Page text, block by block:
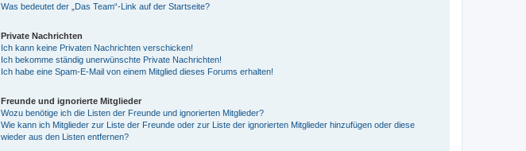
Was bedeutet der „Das Team“-Link auf der Startseite?
Private Nachrichten
Ich kann keine Privaten Nachrichten verschicken!
Ich bekomme ständig unerwünschte Private Nachrichten!
Ich habe eine Spam-E-Mail von einem Mitglied dieses Forums erhalten!
Freunde und ignorierte Mitglieder
Wozu benötige ich die Listen der Freunde und ignorierten Mitglieder?
Wie kann ich Mitglieder zur Liste der Freunde oder zur Liste der ignorierten Mitglieder hinzufügen oder diese
wieder aus den Listen entfernen?